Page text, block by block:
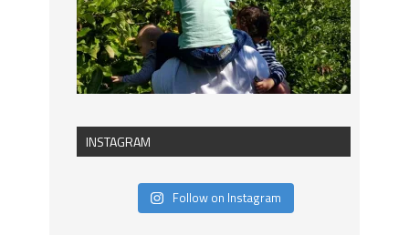
INSTAGRAM
Follow on Instagram